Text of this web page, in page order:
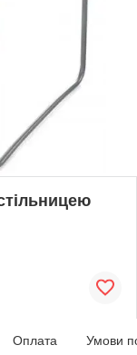
Оплата Умови